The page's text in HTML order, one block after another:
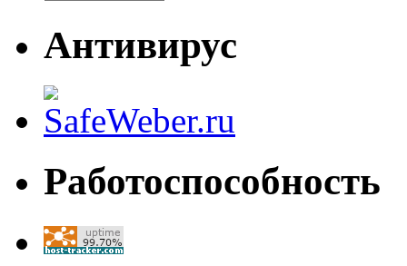
Антивирус
Работоспособность